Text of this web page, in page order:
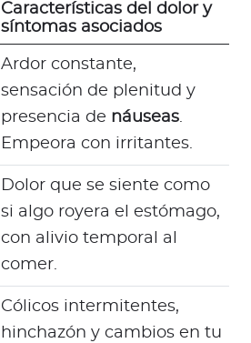
Características del dolor y
síntomas asociados
Ardor constante,
sensación de plenitud y
presencia de náuseas.
Empeora con irritantes.
Dolor que se siente como
si algo royera el estómago,
con alivio temporal al
comer.
Cólicos intermitentes,
hinchazón y cambios en tu